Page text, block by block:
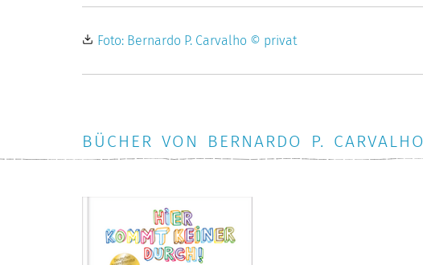
Foto: Bernardo P. Carvalho © privat
BÜCHER VON BERNARDO P. CARVALHO